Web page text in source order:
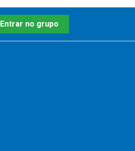
Entrar no grupo